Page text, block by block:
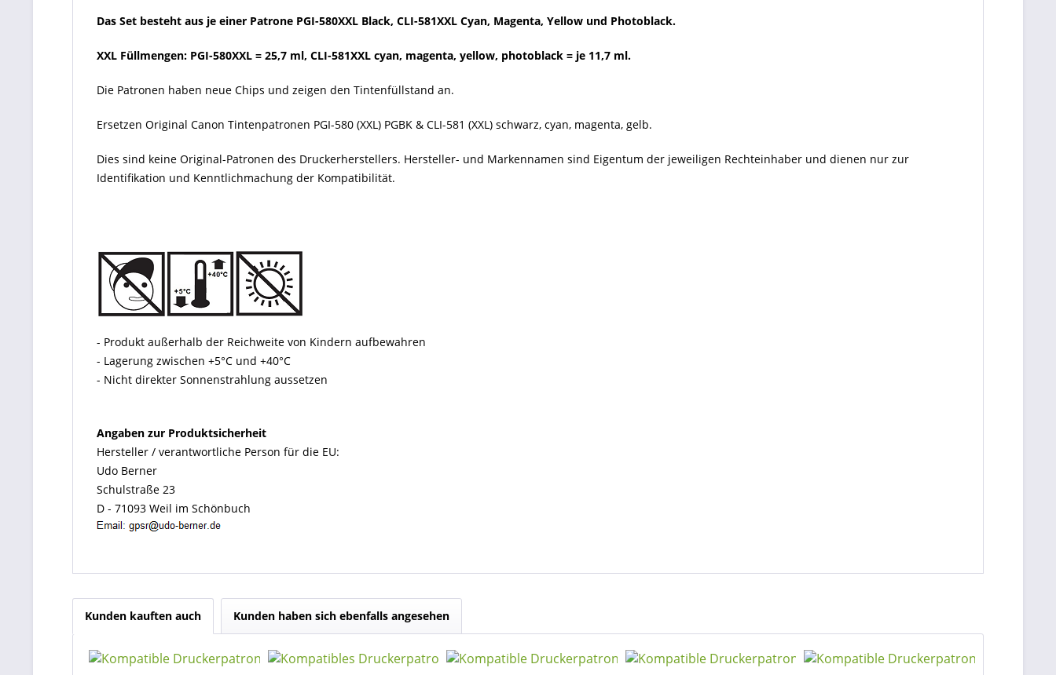
Das Set besteht aus je einer Patrone PGI-580XXL Black, CLI-581XXL Cyan, Magenta, Yellow und Photoblack.
XXL Füllmengen: PGI-580XXL = 25,7 ml, CLI-581XXL cyan, magenta, yellow, photoblack = je 11,7 ml.
Die Patronen haben neue Chips und zeigen den Tintenfüllstand an.
Ersetzen Original Canon Tintenpatronen PGI-580 (XXL) PGBK & CLI-581 (XXL) schwarz, cyan, magenta, gelb.
Dies sind keine Original-Patronen des Druckerherstellers. Hersteller- und Markennamen sind Eigentum der jeweiligen Rechteinhaber und dienen nur zur
Identifikation und Kenntlichmachung der Kompatibilität.
- Produkt außerhalb der Reichweite von Kindern aufbewahren
- Lagerung zwischen +5°C und +40°C
- Nicht direkter Sonnenstrahlung aussetzen
Angaben zur Produktsicherheit
Hersteller / verantwortliche Person für die EU:
Udo Berner
Schulstraße 23
D - 71093 Weil im Schönbuch
Kunden kauften auch Kunden haben sich ebenfalls angesehen